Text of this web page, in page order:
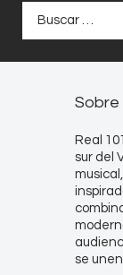
Sobre
Real
sur del
se